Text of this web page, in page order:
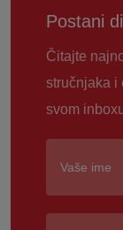
Postani
Čitajte
stručnjaka i
svom